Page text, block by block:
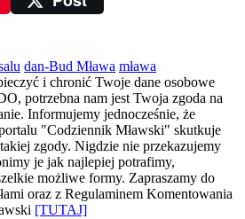
dan-Bud Mława mława
i chronić Twoje dane osobowe
potrzebna nam jest Twoja zgoda na
Informujemy jednocześnie, że
"Codziennik Mławski" skutkuje
zgody. Nigdzie nie przekazujemy
je jak najlepiej potrafimy,
możliwe formy. Zapraszamy do
oraz z Regulaminem Komentowania
[TUTAJ]